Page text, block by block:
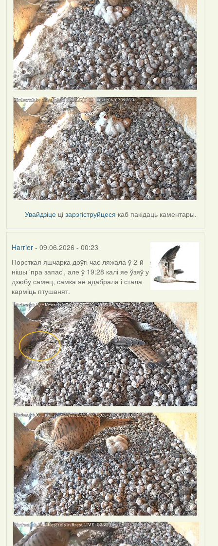
Увайдзіце цізарэгіструйцеся каб пакідаць каментары.
Harrier- 09.06.2026 - 00:23
Порсткая яшчарка доўгі час ляжала ў 2-й
нішы 'пра запас', але ў 19:28 калі яе ўзяў у
дзюбу самец, самка яе адабрала і стала
карміць птушанят.